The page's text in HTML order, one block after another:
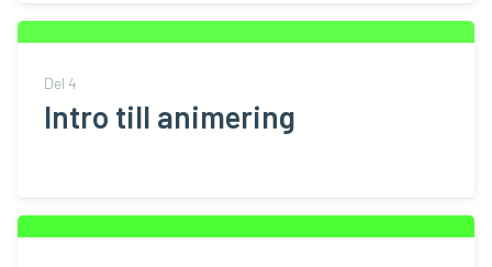
Del 4
Intro till animering